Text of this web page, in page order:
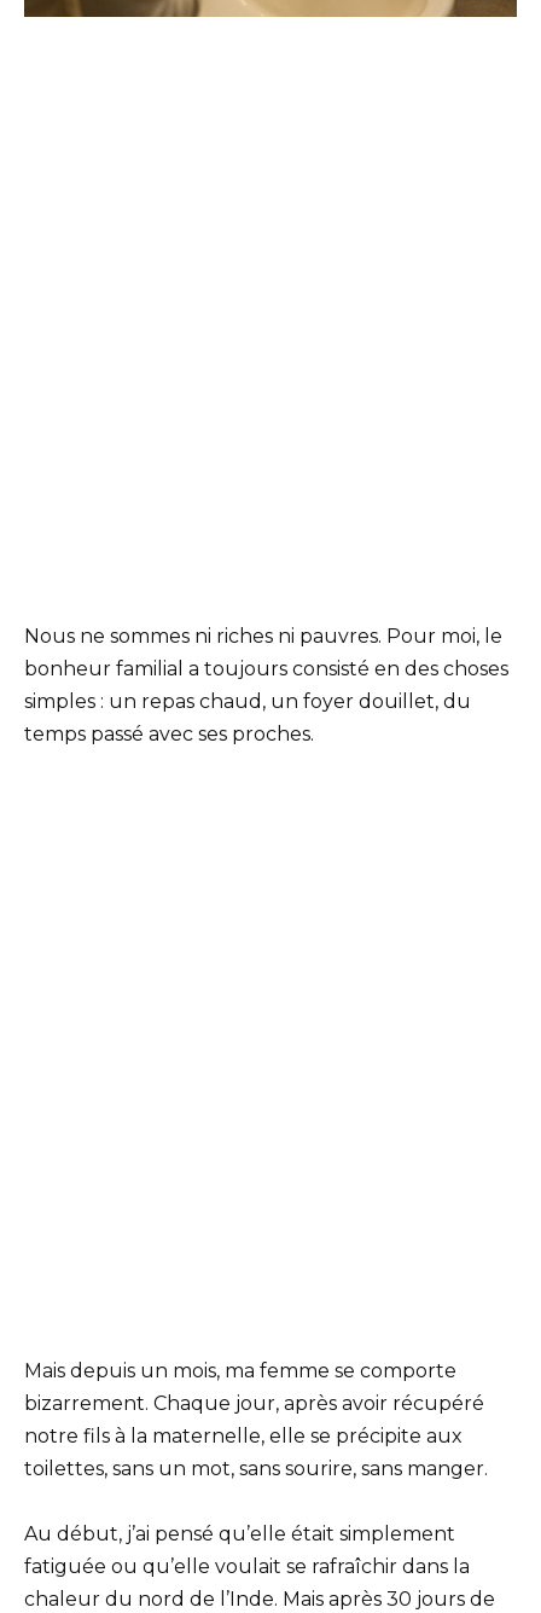
Nous ne sommes ni riches ni pauvres. Pour moi, le
bonheur familial a toujours consisté en des choses
simples : un repas chaud, un foyer douillet, du
temps passé avec ses proches.
Mais depuis un mois, ma femme se comporte
bizarrement. Chaque jour, après avoir récupéré
notre fils à la maternelle, elle se précipite aux
toilettes, sans un mot, sans sourire, sans manger.
Au début, j’ai pensé qu’elle était simplement
fatiguée ou qu’elle voulait se rafraîchir dans la
chaleur du nord de l’Inde. Mais après 30 jours de